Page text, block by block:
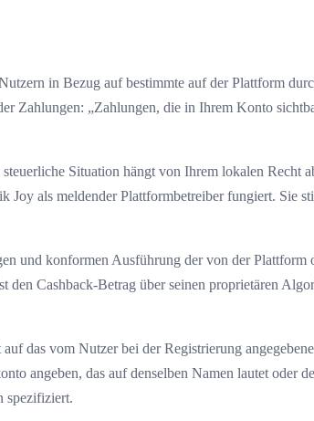
in Bezug auf bestimmte auf der Plattform
Zahlungen: „Zahlungen, die in Ihrem Konto
Situation hängt von Ihrem lokalen
als meldender Plattformbetreiber fungiert. Sie
und konformen Ausführung der von der
Cashback-Betrag über seinen proprietären
das vom Nutzer bei der Registrierung
angeben, das auf denselben Namen lautet oder
spezifiziert.